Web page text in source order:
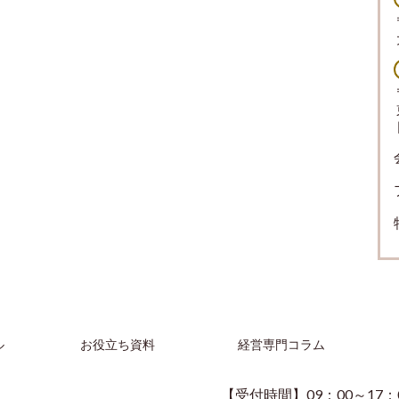
お役立ち資料 経営専門コラム
【受付時間】09：00～17